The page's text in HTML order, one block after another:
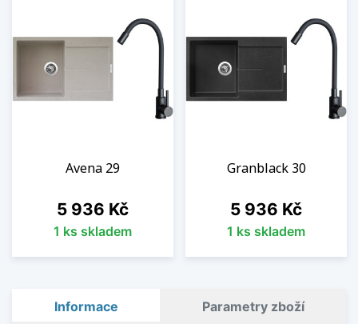
Avena 29
Cena
5 936 Kč
1 ks skladem
Granblack 30
Cena
5 936 Kč
1 ks skladem
Informace Parametry zboží